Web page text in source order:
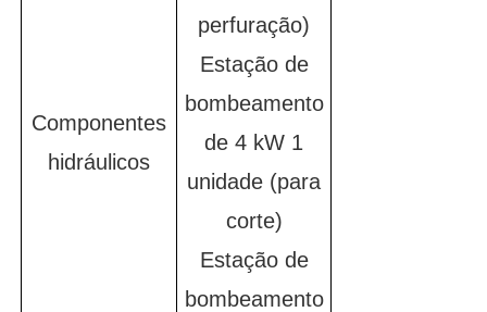
Componentes
hidráulicos
perfuração)
Estação de
bombeamento
de 4 kW 1
unidade (para
corte)
Estação de
bombeamento